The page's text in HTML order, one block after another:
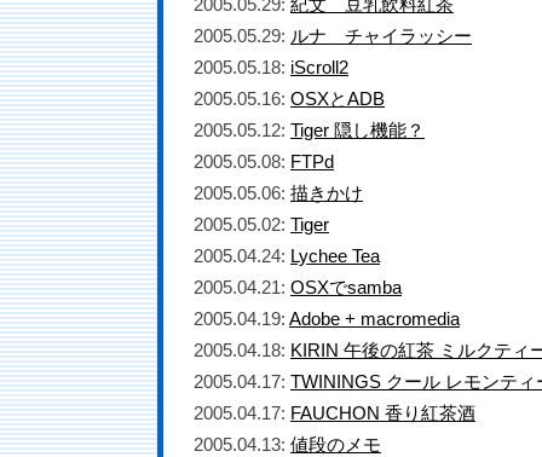
2005.05.29: 紀文 豆乳飲料紅茶
2005.05.29: ルナ チャイラッシー
2005.05.18: iScroll2
2005.05.16: OSXとADB
2005.05.12: Tiger 隠し機能？
2005.05.08: FTPd
2005.05.06: 描きかけ
2005.05.02: Tiger
2005.04.24: Lychee Tea
2005.04.21: OSXでsamba
2005.04.19: Adobe + macromedia
2005.04.18: KIRIN 午後の紅茶 ミルクティ
2005.04.17: TWININGS クール レモンティ
2005.04.17: FAUCHON 香り紅茶酒
2005.04.13: 値段のメモ